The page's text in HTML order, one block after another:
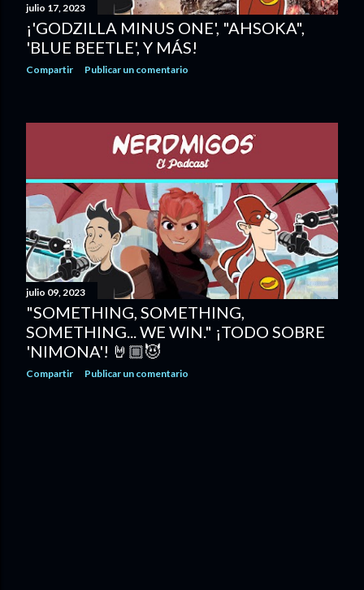
julio 17, 2023
¡'GODZILLA MINUS ONE', "AHSOKA",
'BLUE BEETLE', Y MÁS!
Compartir Publicar un comentario
julio 09, 2023
"SOMETHING, SOMETHING,
SOMETHING... WE WIN." ¡TODO SOBRE
'NIMONA'! 🤘🏼😈
Compartir Publicar un comentario